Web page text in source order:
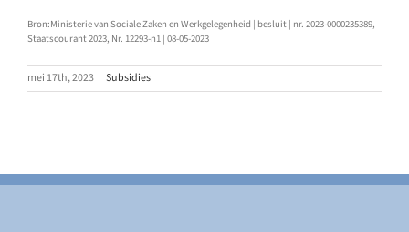
Bron:Ministerie van Sociale Zaken en Werkgelegenheid | besluit | nr. 2023-0000235389,
Staatscourant 2023, Nr. 12293-n1 | 08-05-2023
mei 17th, 2023 | Subsidies